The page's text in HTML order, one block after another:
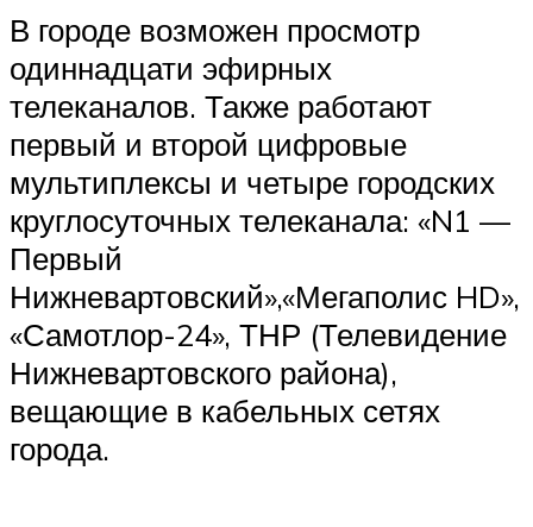
В городе возможен просмотр
одиннадцати эфирных
телеканалов. Также работают
первый и второй цифровые
мультиплексы и четыре городских
круглосуточных телеканала: «N1 —
Первый
Нижневартовский»,«Мегаполис HD»,
«Самотлор-24», ТНР (Телевидение
Нижневартовского района),
вещающие в кабельных сетях
города.